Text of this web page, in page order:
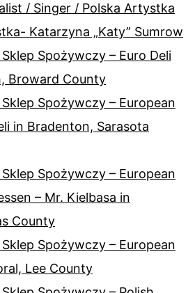
/ Singer / Polska Artystka
Katarzyna „Katy” Sumrow
Spożywczy – Euro Deli
Broward County
Spożywczy – European
in Bradenton, Sarasota
Spożywczy – European
– Mr. Kielbasa in
County
Spożywczy – European
Lee County